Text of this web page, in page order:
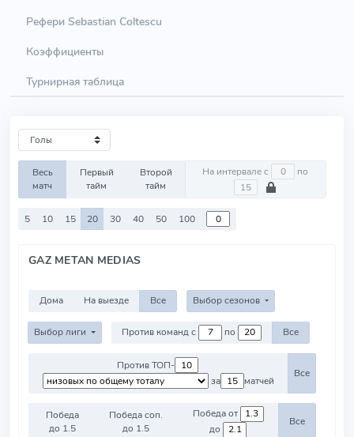
Рефери Sebastian Coltescu
Коэффициенты
Турнирная таблица
Весь
матч
Первый
тайм
Второй
тайм
На интервале с по
5 10 15 20 30 40 50 100
GAZ METAN MEDIAS
Дома На выезде Все Выбор сезонов
Выбор лиги Против команд с по Все
Против ТОП-
за
матчей
Все
Победа
до 1.5
Победа соп.
до 1.5
Победа от
до
Все